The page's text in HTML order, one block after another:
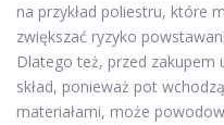
na przykład poliestru, które
zwiększać ryzyko
Dlatego też, przed zakupem
skład, ponieważ pot
materiałami, może